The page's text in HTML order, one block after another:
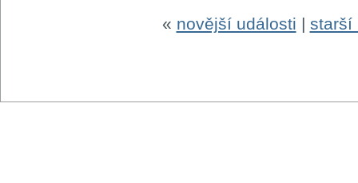
« novější události | starší